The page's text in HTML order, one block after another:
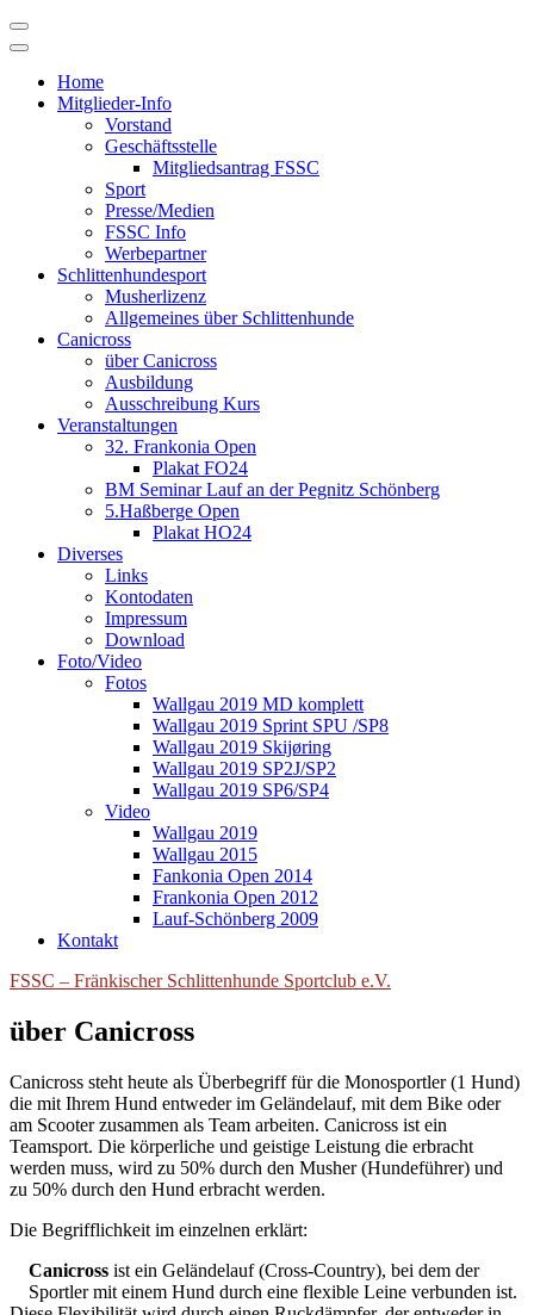
Skip
to
Home
Mitglieder-Info
Vorstand
Geschäftsstelle
Mitgliedsantrag FSSC
Sport
Presse/Medien
FSSC Info
Werbepartner
Schlittenhundesport
Musherlizenz
Allgemeines über Schlittenhunde
Canicross
über Canicross
Ausbildung
Ausschreibung Kurs
Veranstaltungen
32. Frankonia Open
Plakat FO24
BM Seminar Lauf an der Pegnitz Schönberg
5.Haßberge Open
Plakat HO24
Diverses
Links
Kontodaten
Impressum
Download
Foto/Video
Fotos
Wallgau 2019 MD komplett
Wallgau 2019 Sprint SPU /SP8
Wallgau 2019 Skijøring
Wallgau 2019 SP2J/SP2
Wallgau 2019 SP6/SP4
Video
Wallgau 2019
Wallgau 2015
Fankonia Open 2014
Frankonia Open 2012
Lauf-Schönberg 2009
Kontakt
FSSC – Fränkischer Schlittenhunde Sportclub e.V.
über Canicross
Canicross steht heute als Überbegriff für die Monosportler (1 Hund)
die mit Ihrem Hund entweder im Geländelauf, mit dem Bike oder
am Scooter zusammen als Team arbeiten. Canicross ist ein
Teamsport. Die körperliche und geistige Leistung die erbracht
werden muss, wird zu 50% durch den Musher (Hundeführer) und
zu 50% durch den Hund erbracht werden.
Die Begrifflichkeit im einzelnen erklärt:
Canicross ist ein Geländelauf (Cross-Country), bei dem der
Sportler mit einem Hund durch eine flexible Leine verbunden ist.